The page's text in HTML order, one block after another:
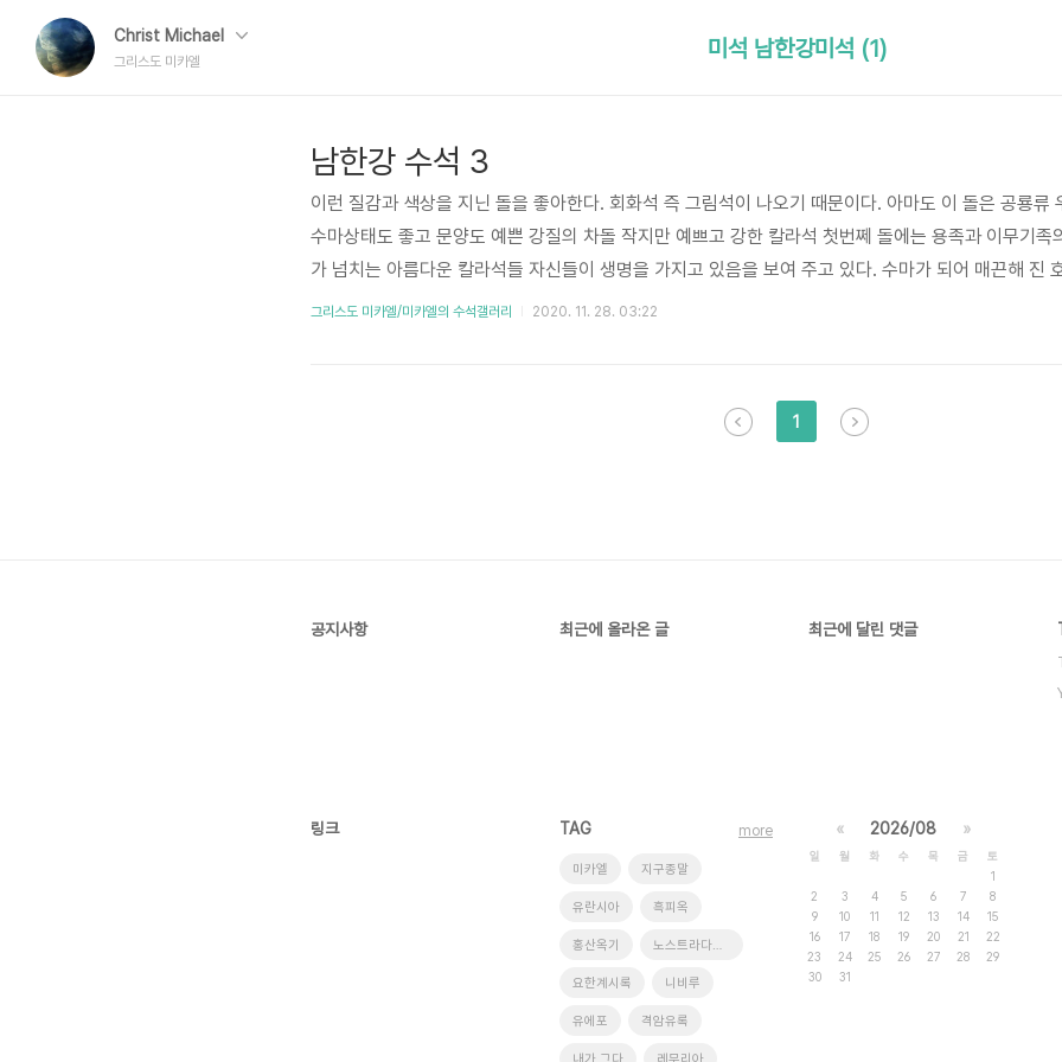
Christ Michael
그리스도 미카엘 미석 남한강미석 (1)
남한강 수석 3
이런 질감과 색상을 지닌 돌을 좋아한다. 회화석 즉 그림석이 나오기 때문이다. 아마도 이 돌은 공룡류
수마상태도 좋고 문양도 예쁜 강질의 차돌 작지만 예쁘고 강한 칼라석 첫번쩨 돌에는 용족과 이무기족
가 넘치는 아름다운 칼라석들 자신들이 생명을 가지고 있음을 보여 주고 있다. 수마가 되어 매끈해 진
은하우주를 담고 있는 은하우주석으로 잘 살펴보면 신들의 모습도 들어 있다. 사람형상이 들어 있는 산
그리스도 미카엘/미카엘의 수석갤러리 2020. 11. 28. 03:22
1
공지사항 최근에 올라온 글 최근에 달린 댓글
링크 TAG
미카엘 지구종말
유란시아 흑피옥
홍산옥기 노스트라다무스
요한계시록 니비루
유에포 격암유록
more « 2026/08 »
일 월 화 수 목 금
토
1
2
3 4 5 6 7
8
9
10 11 12 13 14
15
16
17 18 19 20 21
22
23
24 25 26 27 28
29
30
31